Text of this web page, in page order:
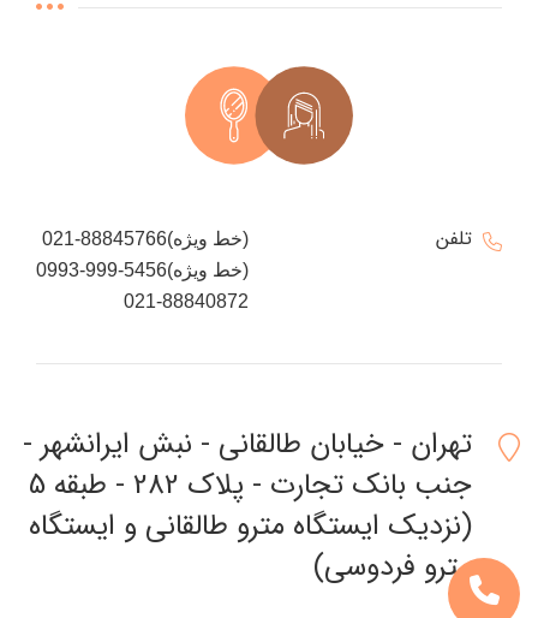
تلفن
021-88845766(خط ویژه)
0993-999-5456(خط ویژه)
021-88840872
تهران - خیابان طالقانی - نبش ایرانشهر -
جنب بانک تجارت - پلاک 282 - طبقه 5
(نزدیک ایستگاه مترو طالقانی و ایستگاه
مترو فردوسی)